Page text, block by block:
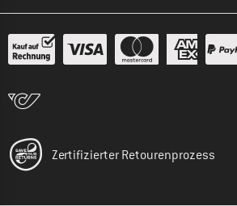
Zertifizierter Retourenprozess